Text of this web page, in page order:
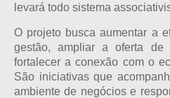
levará todo sistema
O projeto busca aumentar a
gestão, ampliar a oferta de
fortalecer a conexão com o
São iniciativas que
ambiente de negócios e